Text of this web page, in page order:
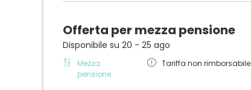
Offerta per mezza pensione
Disponibile su 20 - 25 ago
Mezza
pensione
Tariffa non rimborsabile